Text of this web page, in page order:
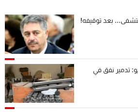
بعد توقيفه!
تدمير نفق في